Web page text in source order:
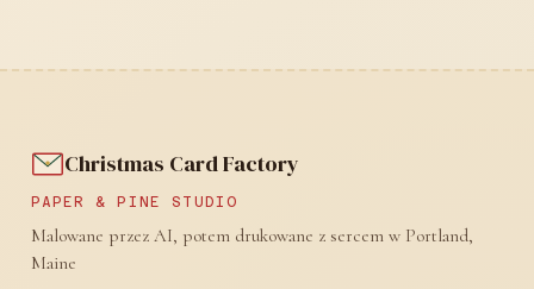
Christmas Card Factory
PAPER & PINE STUDIO
Malowane przez AI, potem drukowane z sercem w Portland,
Maine